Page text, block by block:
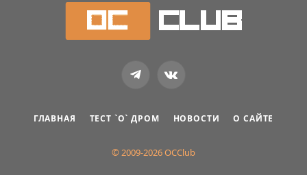
TelegramVKontakte
ГЛАВНАЯ ТЕСТ `О` ДРОМ НОВОСТИ О САЙТЕ
© 2009-2026 OCClub